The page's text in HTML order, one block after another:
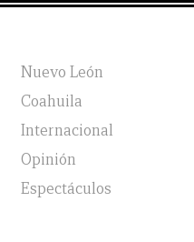
Nuevo León
Coahuila
Internacional
Opinión
Espectáculos